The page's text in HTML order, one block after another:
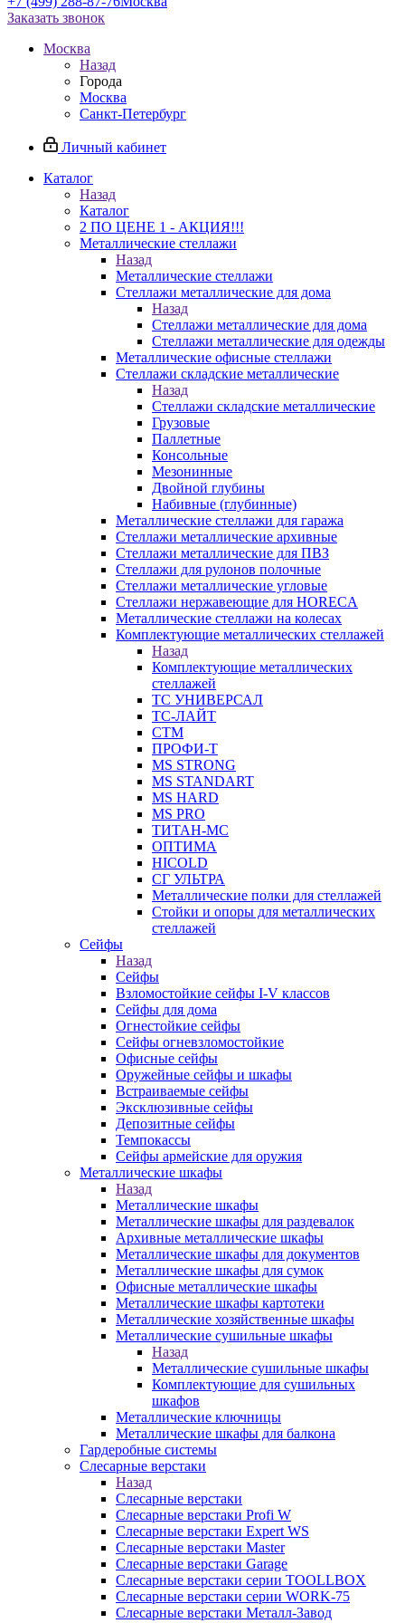
Заказать звонок
Москва
Назад
Города
Москва
Санкт-Петербург
Личный кабинет
Каталог
Назад
Каталог
2 ПО ЦЕНЕ 1 - АКЦИЯ!!!
Металлические стеллажи
Назад
Металлические стеллажи
Стеллажи металлические для дома
Назад
Стеллажи металлические для дома
Стеллажи металлические для одежды
Металлические офисные стеллажи
Стеллажи складские металлические
Назад
Стеллажи складские металлические
Грузовые
Паллетные
Консольные
Мезонинные
Двойной глубины
Набивные (глубинные)
Металлические стеллажи для гаража
Стеллажи металлические архивные
Стеллажи металлические для ПВЗ
Стеллажи для рулонов полочные
Стеллажи металлические угловые
Стеллажи нержавеющие для HORECA
Металлические стеллажи на колесах
Комплектующие металлических стеллажей
Назад
Комплектующие металлических
стеллажей
ТС УНИВЕРСАЛ
ТС-ЛАЙТ
СТМ
ПРОФИ-Т
MS STRONG
MS STANDART
MS HARD
MS PRO
ТИТАН-МС
ОПТИМА
HICOLD
СГ УЛЬТРА
Металлические полки для стеллажей
Стойки и опоры для металлических
стеллажей
Сейфы
Назад
Сейфы
Взломостойкие сейфы I-V классов
Сейфы для дома
Огнестойкие сейфы
Сейфы огневзломостойкие
Офисные сейфы
Оружейные сейфы и шкафы
Встраиваемые сейфы
Эксклюзивные сейфы
Депозитные сейфы
Темпокассы
Сейфы армейские для оружия
Металлические шкафы
Назад
Металлические шкафы
Металлические шкафы для раздевалок
Архивные металлические шкафы
Металлические шкафы для документов
Металлические шкафы для сумок
Офисные металлические шкафы
Металлические шкафы картотеки
Металлические хозяйственные шкафы
Металлические сушильные шкафы
Назад
Металлические сушильные шкафы
Комплектующие для сушильных
шкафов
Металлические ключницы
Металлические шкафы для балкона
Гардеробные системы
Слесарные верстаки
Назад
Слесарные верстаки
Слесарные верстаки Profi W
Слесарные верстаки Expert WS
Слесарные верстаки Master
Слесарные верстаки Garage
Слесарные верстаки серии TOOLLBOX
Слесарные верстаки серии WORK-75
Слесарные верстаки Металл-Завод